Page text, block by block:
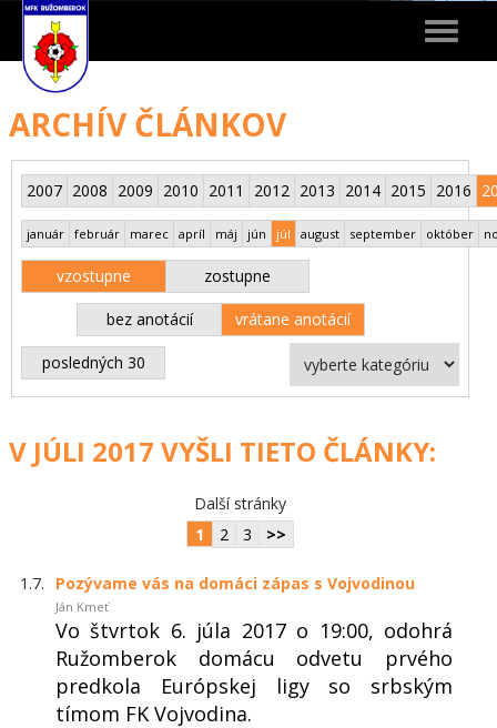
Toggle
ARCHÍV ČLÁNKOV
2007 2008 2009 2010 2011 2012 2013 2014 2015 2016
január február marec apríl máj jún júl august september október
vzostupne zostupne
bez anotácií vrátane anotácií
posledných 30
V JÚLI 2017 VYŠLI TIETO ČLÁNKY:
Další stránky
1
2 3 >>
1.7. Pozývame vás na domáci zápas s Vojvodinou
Ján Kmeť
Vo štvrtok 6. júla 2017 o 19:00, odohrá
Ružomberok domácu odvetu prvého
predkola Európskej ligy so srbským
tímom FK Vojvodina.